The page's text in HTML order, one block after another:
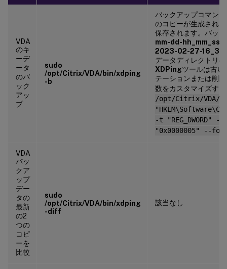
VDA
のキ
ーデ
ータ
のバ
ック
アッ
プ
sudo
/opt/Citrix/VDA/bin/xdping
-b
バックアップコマン
のコピーが生成され、
保存されます。バッ
mm-dd-hh_mm_ss
2023-02-27-
データディレクトリ
XDPingツールは古
テーションまたは削
数をカスタマイズす
/opt/Citrix/VDA/
-t "REG_DWORD"
"0x0000005" --
VDA
バッ
クア
ップ
デー
タの
最新
の2
つの
コピ
ーを
比較
sudo
/opt/Citrix/VDA/bin/xdping
-diff
該当なし